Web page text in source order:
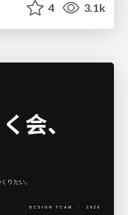
4 3.1k